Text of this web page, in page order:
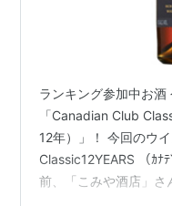
ランキング参加中お酒
「Canadian Club
12年）」！ 今回のウ
Classic12YEARS （ｶﾅ
前、「こみや酒店」